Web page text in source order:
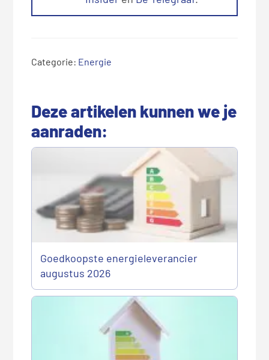
Categorie: Energie
Deze artikelen kunnen we je
aanraden:
Goedkoopste energieleverancier
augustus 2026